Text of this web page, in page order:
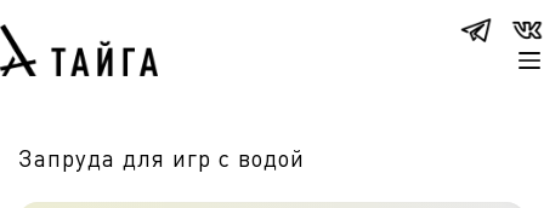
Запруда для игр с водой